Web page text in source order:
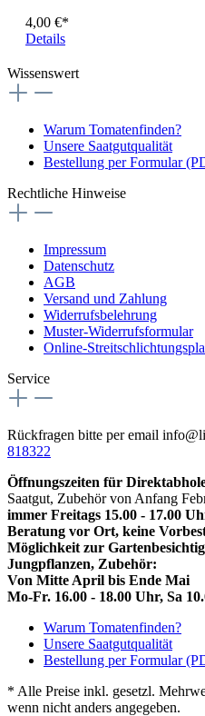
4,00 €*
Details
Wissenswert
Warum Tomatenfinden?
Unsere Saatgutqualität
Bestellung per Formular
Rechtliche Hinweise
Impressum
Datenschutz
AGB
Versand und Zahlung
Widerrufsbelehrung
Muster-Widerrufsformular
Online-
Service
Rückfragen bitte per email
818322
Öffnungszeiten für
Saatgut, Zubehör von Anfang
immer Freitags 15.00 - 17.00
Beratung vor Ort, keine
Möglichkeit zur
Jungpflanzen, Zubehör:
Von Mitte April bis Ende Mai
Mo-Fr. 16.00 - 18.00 Uhr, Sa
Warum Tomatenfinden?
Unsere Saatgutqualität
Bestellung per Formular
* Alle Preise inkl. gesetzl.
wenn nicht anders angegeben.